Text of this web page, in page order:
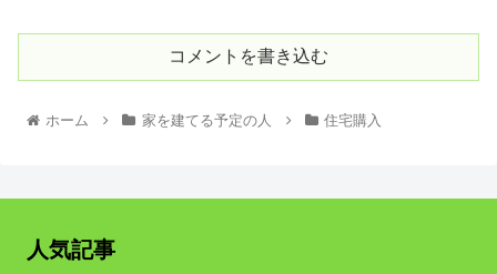
コメントを書き込む
ホーム 家を建てる予定の人 住宅購入
人気記事